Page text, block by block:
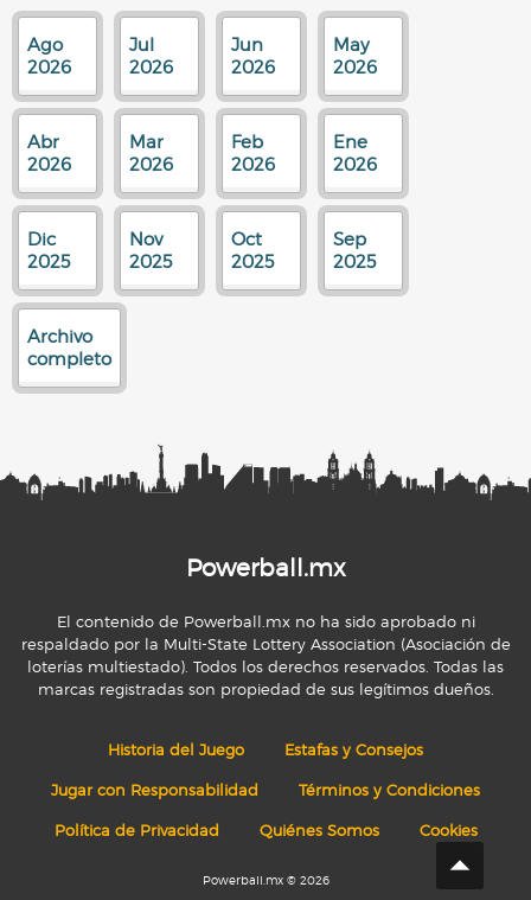
Ago
2026
Jul
2026
Jun
2026
May
2026
Abr
2026
Mar
2026
Feb
2026
Ene
2026
Dic
2025
Nov
2025
Oct
2025
Sep
2025
Archivo
completo
Powerball.mx
El contenido de Powerball.mx no ha sido aprobado ni
respaldado por la Multi-State Lottery Association (Asociación de
loterías multiestado). Todos los derechos reservados. Todas las
marcas registradas son propiedad de sus legítimos dueños.
Historia del Juego Estafas y Consejos
Jugar con Responsabilidad Términos y Condiciones
Política de Privacidad Quiénes Somos Cookies
Powerball.mx © 2026